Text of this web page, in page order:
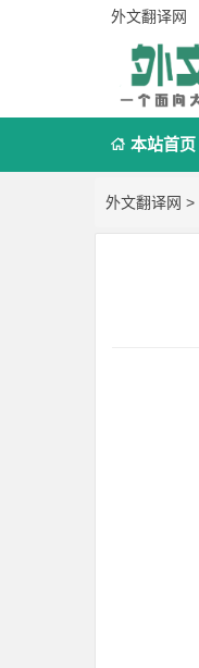
外文翻译网
 本站首页
外文翻译网 >